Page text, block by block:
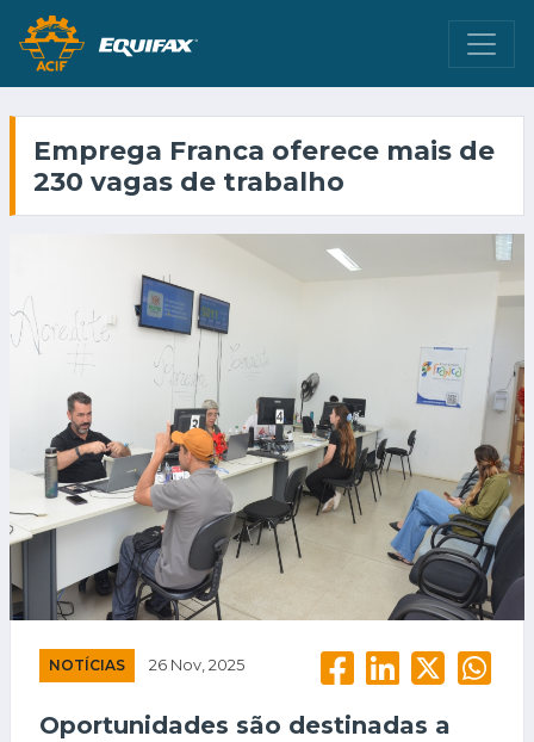
Emprega Franca oferece mais de
230 vagas de trabalho
NOTÍCIAS 26 Nov, 2025
Oportunidades são destinadas a